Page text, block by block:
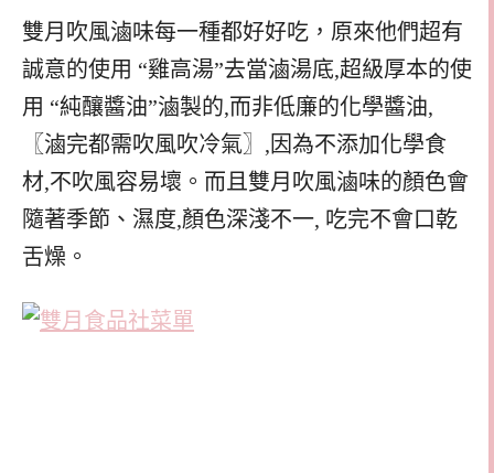
雙月吹風滷味每一種都好好吃，原來他們超有
誠意的使用 “雞高湯”去當滷湯底,超級厚本的使
用 “純釀醬油”滷製的,而非低廉的化學醬油,
〖滷完都需吹風吹冷氣〗,因為不添加化學食
材,不吹風容易壞。而且雙月吹風滷味的顏色會
隨著季節、濕度,顏色深淺不一, 吃完不會口乾
舌燥。